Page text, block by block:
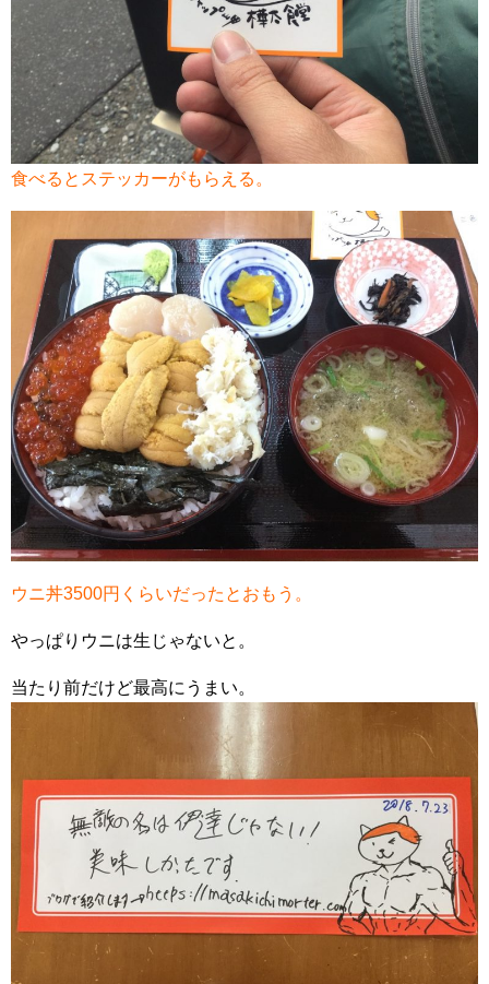
食べるとステッカーがもらえる。
ウニ丼3500円くらいだったとおもう。
やっぱりウニは生じゃないと。
当たり前だけど最高にうまい。